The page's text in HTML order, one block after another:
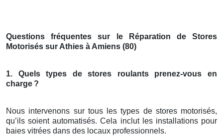
Questions fréquentes sur le Réparation de Stores
Motorisés sur Athies à Amiens (80)
1. Quels types de stores roulants prenez-vous en
charge ?
Nous intervenons sur tous les types de stores motorisés,
qu’ils soient automatisés. Cela inclut les installations pour
baies vitrées dans des locaux professionnels.